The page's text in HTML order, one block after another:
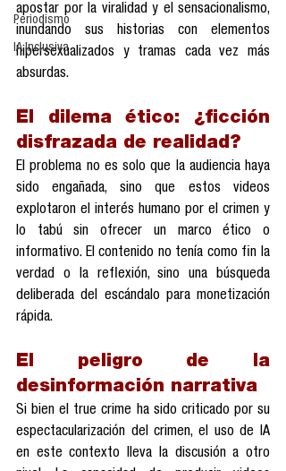
Periodismo
IA Inclusiva
apostar por la viralidad y el sensacionalismo,
inundando sus historias con elementos
hipersexualizados y tramas cada vez más
absurdas.
El dilema ético: ¿ficción
disfrazada de realidad?
El problema no es solo que la audiencia haya
sido engañada, sino que estos videos
explotaron el interés humano por el crimen y
lo tabú sin ofrecer un marco ético o
informativo. El contenido no tenía como fin la
verdad o la reflexión, sino una búsqueda
deliberada del escándalo para monetización
rápida.
El peligro de la
desinformación narrativa
Si bien el true crime ha sido criticado por su
espectacularización del crimen, el uso de IA
en este contexto lleva la discusión a otro